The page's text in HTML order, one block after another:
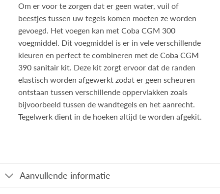
Om er voor te zorgen dat er geen water, vuil of
beestjes tussen uw tegels komen moeten ze worden
gevoegd. Het voegen kan met Coba CGM 300
voegmiddel . Dit voegmiddel is er in vele verschillende
kleuren en perfect te combineren met de Coba CGM
390 sanitair kit. Deze kit zorgt ervoor dat de randen
elastisch worden afgewerkt zodat er geen scheuren
ontstaan tussen verschillende oppervlakken zoals
bijvoorbeeld tussen de wandtegels en het aanrecht.
Tegelwerk dient in de hoeken altijd te worden afgekit.
Aanvullende informatie